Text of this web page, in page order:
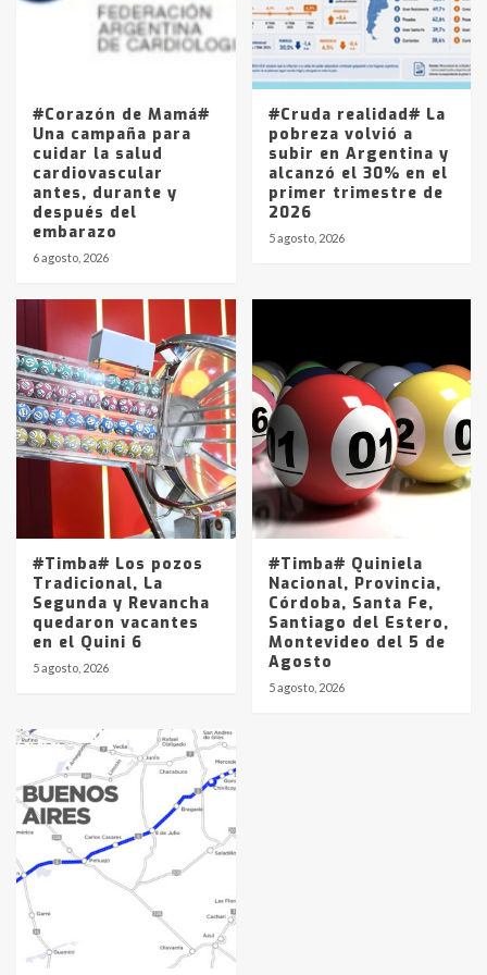
Los precios de los combustibles en
La Pampa, desde YPF hasta Axion
entre 857 a 1338 pesos
#Corazón de Mamá#
Una campaña para
cuidar la salud
cardiovascular
antes, durante y
después del
embarazo
6 agosto, 2026
#Cruda realidad# La
pobreza volvió a
subir en Argentina y
alcanzó el 30% en el
primer trimestre de
2026
5 agosto, 2026
#Timba# Los pozos
Tradicional, La
Segunda y Revancha
quedaron vacantes
en el Quini 6
5 agosto, 2026
#Timba# Quiniela
Nacional, Provincia,
Córdoba, Santa Fe,
Santiago del Estero,
Montevideo del 5 de
Agosto
5 agosto, 2026